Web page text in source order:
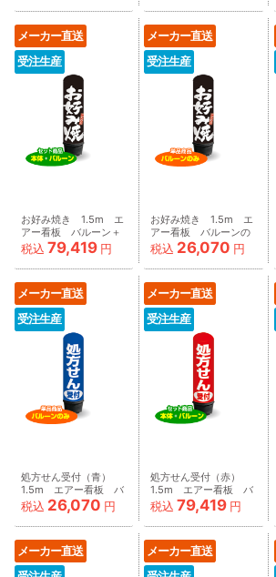
メーカー直送
受注生産
お好み焼き 1.5m エ
アー看板 バルーン＋
スタンド
AR090047IN
税込 79,419 円
メーカー直送
受注生産
お好み焼き 1.5m エ
アー看板 バルーンの
み
AR090047IN_C
税込 26,070 円
メーカー直送
受注生産
処方せん受付（青）
1.5m エアー看板 バ
ルーンのみ
AR090060IN_C
税込 26,070 円
メーカー直送
受注生産
処方せん受付（赤）
1.5m エアー看板 バ
ルーン＋スタンド
AR090061IN
税込 79,419 円
メーカー直送
メーカー直送